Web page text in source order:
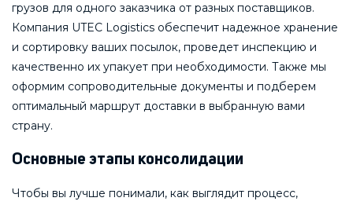
грузов для одного заказчика от разных поставщиков.
Компания UTEC Logistics обеспечит надежное хранение
и сортировку ваших посылок, проведет инспекцию и
качественно их упакует при необходимости. Также мы
оформим сопроводительные документы и подберем
оптимальный маршрут доставки в выбранную вами
страну.
Основные этапы консолидации
Чтобы вы лучше понимали, как выглядит процесс,